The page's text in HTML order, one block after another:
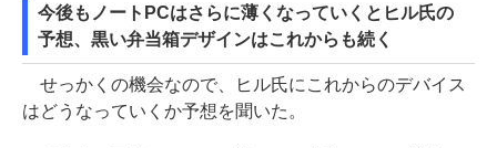
今後もノートPCはさらに薄くなっていくとヒル氏の
予想、黒い弁当箱デザインはこれからも続く
せっかくの機会なので、ヒル氏にこれからのデバイス
はどうなっていくか予想を聞いた。